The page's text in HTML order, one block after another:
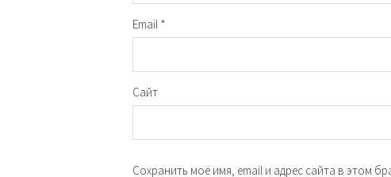
Email *
Сайт
Сохранить моё имя, email и адрес сайта в этом